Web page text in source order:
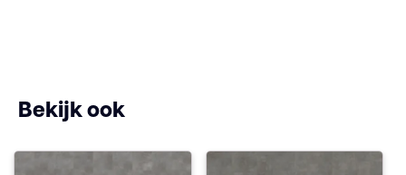
Antistatisch
Bekijk ook